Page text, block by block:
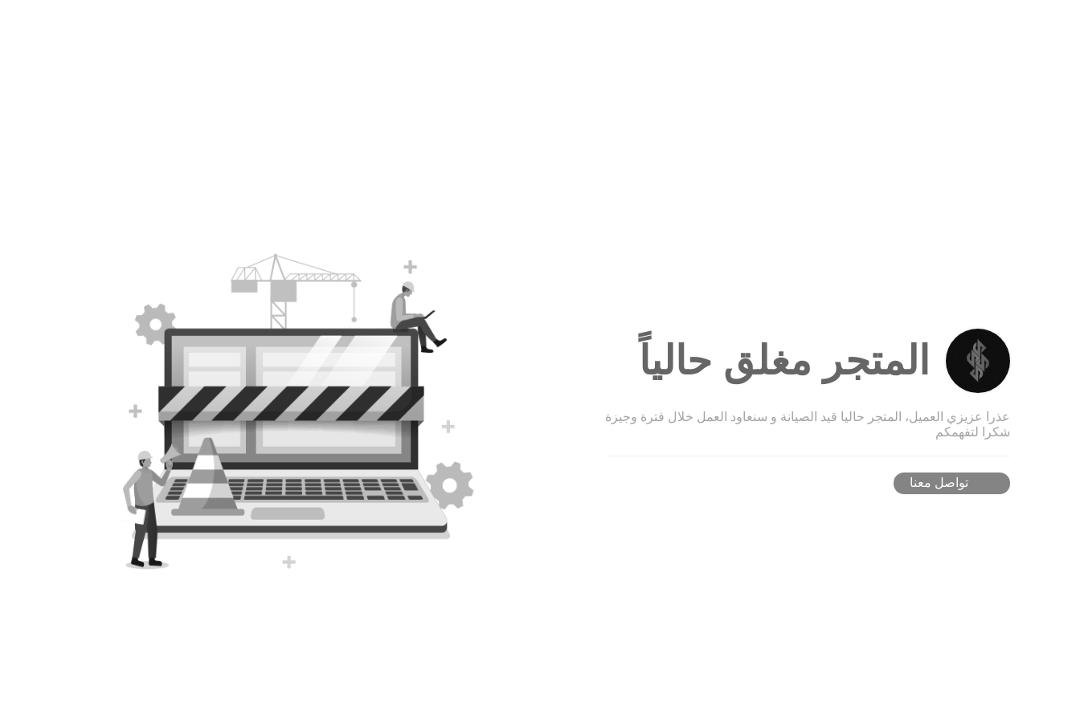
المتجر مغلق حالياً
عذرا عزيزي العميل، المتجر حاليا قيد الصيانة و سنعاود العمل خلال فترة وجيزة
شكرا لتفهمكم
تواصل معنا